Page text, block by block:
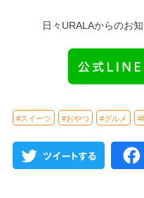
日々URALAからのお
#スイーツ #おやつ #グルメ